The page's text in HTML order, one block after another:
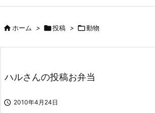
ホーム > 投稿 > 動物
ハルさんの投稿お弁当
 2010年4月24日